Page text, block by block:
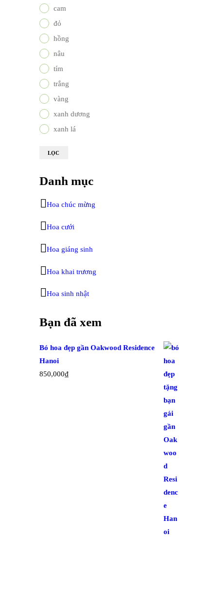
cam
đỏ
hồng
nâu
tím
trắng
vàng
xanh dương
xanh lá
LỌC
Danh mục
Hoa chúc mừng
Hoa cưới
Hoa giáng sinh
Hoa khai trương
Hoa sinh nhật
Bạn đã xem
Bó hoa đẹp gần Oakwood Residence
Hanoi
850,000₫